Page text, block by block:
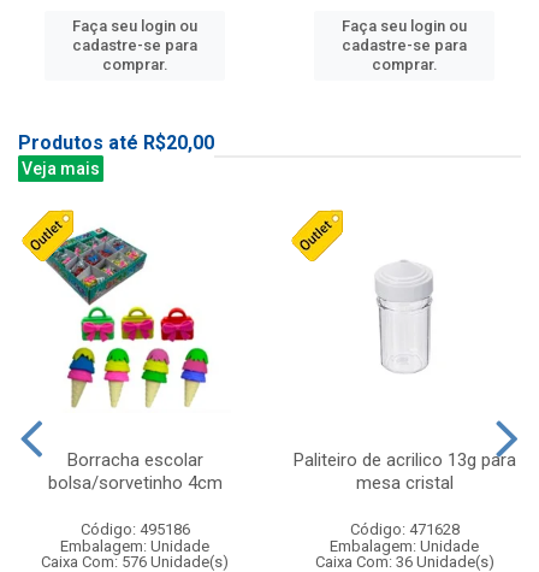
Faça seu login ou
cadastre-se para
comprar.
Faça seu login ou
cadastre-se para
comprar.
Produtos até R$20,00
Veja mais
Borracha escolar
bolsa/sorvetinho 4cm
Código: 495186
Embalagem: Unidade
Caixa Com: 576 Unidade(s)
Paliteiro de acrilico 13g para
mesa cristal
Código: 471628
Embalagem: Unidade
Caixa Com: 36 Unidade(s)